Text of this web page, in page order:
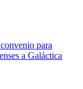
para
a Galáctica